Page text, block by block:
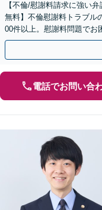
【不倫/慰謝料請求に強い
無料】不倫慰謝料トラブル
00件以上。慰謝料問題でお
士による無料相談をご利用
電話でお問い合